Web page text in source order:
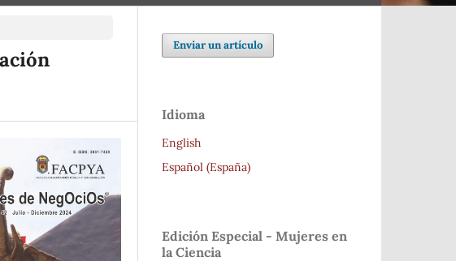
Enviar un artículo
Idioma
English
Español (España)
Edición Especial - Mujeres en
la Ciencia